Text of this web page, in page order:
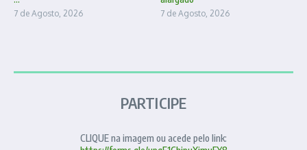
7 de Agosto, 2026 7 de Agosto, 2026
PARTICIPE
CLIQUE na imagem ou acede pelo link: